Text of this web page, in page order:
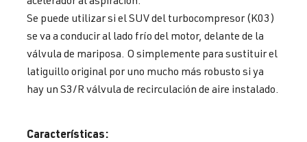
Se puede utilizar si el SUV del turbocompresor (K03)
se va a conducir al lado frío del motor, delante de la
válvula de mariposa. O simplemente para sustituir el
latiguillo original por uno mucho más robusto si ya
hay un S3/R válvula de recirculación de aire instalado.
Características: